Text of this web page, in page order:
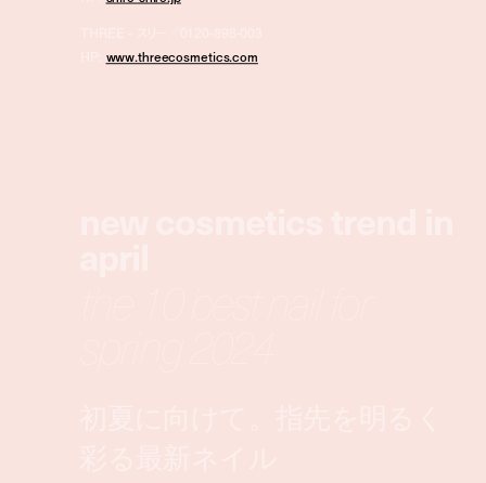
www.threecosmetics.com